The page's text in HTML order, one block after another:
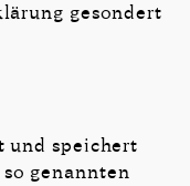
gesondert
und speichert
genannten